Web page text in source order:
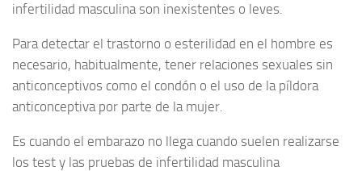
infertilidad masculina son inexistentes o leves.
Para detectar el trastorno o esterilidad en el hombre es
necesario, habitualmente, tener relaciones sexuales sin
anticonceptivos como el condón o el uso de la píldora
anticonceptiva por parte de la mujer.
Es cuando el embarazo no llega cuando suelen realizarse
los test y las pruebas de infertilidad masculina